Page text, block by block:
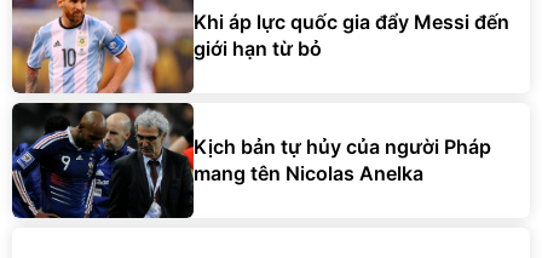
Khi áp lực quốc gia đẩy Messi đến
giới hạn từ bỏ
Kịch bản tự hủy của người Pháp
mang tên Nicolas Anelka